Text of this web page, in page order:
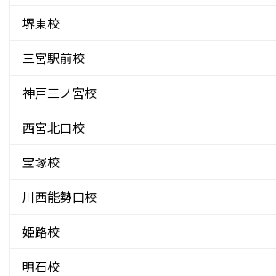
堺東校
三宮駅前校
神戸三ノ宮校
西宮北口校
宝塚校
川西能勢口校
姫路校
明石校